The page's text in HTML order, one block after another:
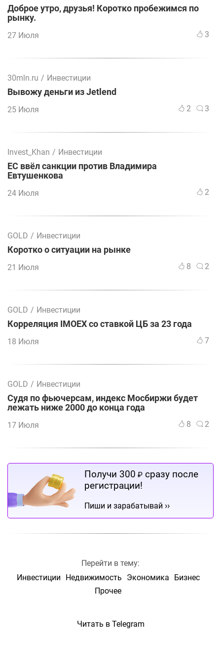
Доброе утро, друзья! Коротко пробежимся по
рынку.
27 Июля 3
30mln.ru / Инвестиции
Вывожу деньги из Jetlend
25 Июля 2 3
Invest_Khan / Инвестиции
ЕС ввёл санкции против Владимира
Евтушенкова
24 Июля 2
GOLD / Инвестиции
Коротко о ситуации на рынке
21 Июля 8 2
GOLD / Инвестиции
Корреляция IMOEX со ставкой ЦБ за 23 года
18 Июля 7
GOLD / Инвестиции
Судя по фьючерсам, индекс Мосбиржи будет
лежать ниже 2000 до конца года
17 Июля 8 2
Получи 300 ₽ сразу после
регистрации!
Пиши и зарабатывай ››
Перейти в тему:
Инвестиции
Недвижимость Экономика
Бизнес
Прочее
Читать в Telegram